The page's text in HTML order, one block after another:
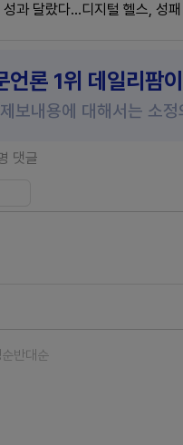
성과 달랐다…디지털 헬스, 성
언론 1위 데일리팜
보내용에 대해서는 소정
댓글
반대순